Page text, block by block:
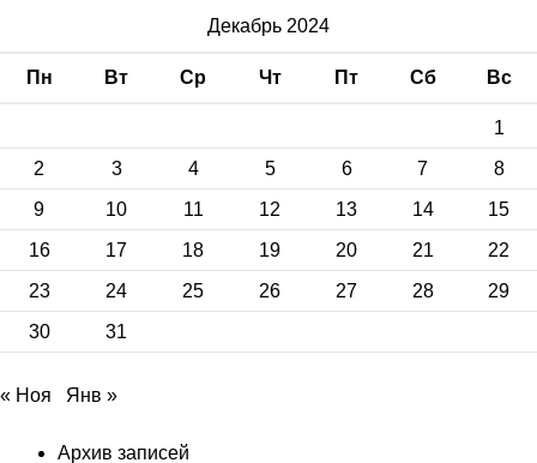
Декабрь 2024
Пн Вт Ср Чт Пт Сб Вс
1
2
3 4 5 6 7
8
9
10 11 12 13 14
15
16
17 18 19 20 21
22
23
24 25 26 27 28
29
30
31
« Ноя Янв »
Архив записей